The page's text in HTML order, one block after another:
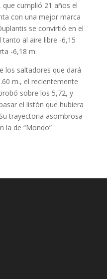
cumplió 21 años el
con una mejor marca
se convirtió en el
al aire libre -6,15
-6,18 m.
los saltadores que dará
m., el recientemente
sobre los 5,72, y
el listón que hubiera
trayectoria asombrosa
la de “Mondo”